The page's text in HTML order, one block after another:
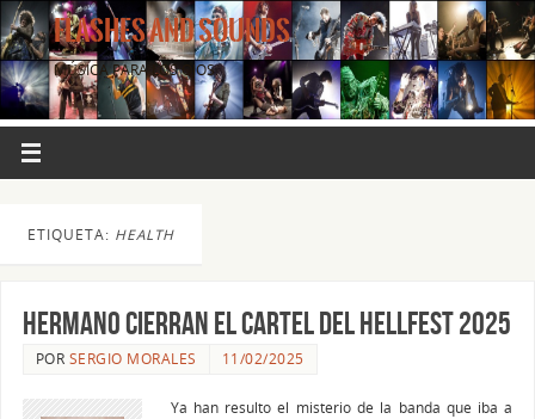
FLASHES AND SOUNDS
MÚSICA PARA LOS OJOS.
ETIQUETA: HEALTH
Hermano cierran el cartel del Hellfest 2025
POR SERGIO MORALES 11/02/2025
Ya han resulto el misterio de la banda que iba a